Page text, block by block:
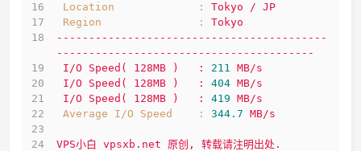
Location             :
Tokyo / JP
Region               :
Tokyo
------------------------------------------
----------------------------------------
I/O
Speed( 128MB ) : 211 MB/s
I/O
Speed( 128MB ) : 404 MB/s
I/O
Speed( 128MB ) : 419 MB/s
Average I/O Speed    :
344.7 MB/s
VPS小白 vpsxb.net 原创, 转载请注明出处.